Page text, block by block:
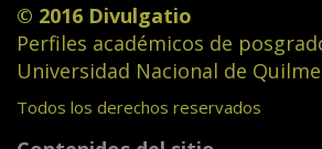
© 2016 Divulgatio
Perfiles académicos de
Universidad Nacional de
Todos los derechos reservados